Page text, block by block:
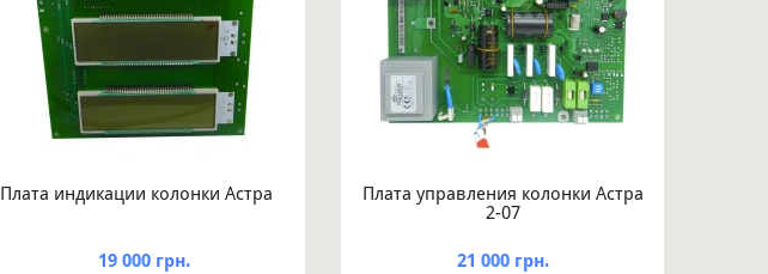
Плата индикации колонки Астра
19 000 грн.
Плата управления колонки Астра
2-07
21 000 грн.